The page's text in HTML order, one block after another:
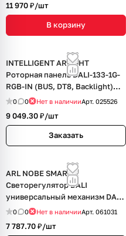
11 970 ₽/шт
В корзину
INTELLIGENT ARLIGHT
Роторная панель DALI-133-1G-
RGB-IN (BUS, DT8, Backlight)
(IARL, -)
0 0 Нет в наличииАрт. 025526
9 049.30 ₽/шт
Заказать
ARL NOBE SMART
Светорегулятор DALI
универсальный механизм DALI-
301-32-DT6/DT8-IN (BUS/24V,
лет)
0 0 Нет в наличииАрт. 061031
7 787.70 ₽/шт